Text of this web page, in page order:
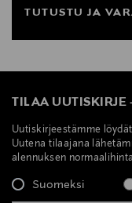
TUTUSTU JA
TILAA UUTISKIRJE
Uutiskirjeestämme
Uutena tilaajana
alennuksen
Suomeksi